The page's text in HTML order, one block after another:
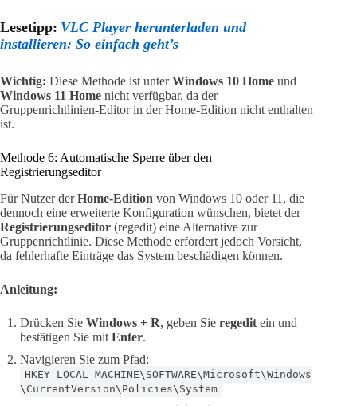
Lesetipp: VLC Player herunterladen und
installieren: So einfach geht’s
Wichtig: Diese Methode ist unterWindows 10 Home und
Windows 11 Home nicht verfügbar, da der
Gruppenrichtlinien-Editor in der Home-Edition nicht enthalten
ist.
Methode 6: Automatische Sperre über den
Registrierungseditor
Für Nutzer derHome-Edition von Windows 10 oder 11, die
dennoch eine erweiterte Konfiguration wünschen, bietet der
Registrierungseditor (regedit) eine Alternative zur
Gruppenrichtlinie. Diese Methode erfordert jedoch Vorsicht,
da fehlerhafte Einträge das System beschädigen können.
Anleitung:
Drücken Sie Windows + R, geben Sie regedit ein und
bestätigen Sie mit Enter.
Navigieren Sie zum Pfad:
HKEY_LOCAL_MACHINE\SOFTWARE\Microsoft\Windows
\CurrentVersion\Policies\System